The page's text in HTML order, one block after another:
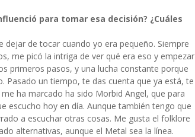
para tomar esa decisión? ¿Cuáles
de tocar cuando yo era pequeño. Siempre
me picó la intriga de ver qué era eso y empezar
primeros pasos, y una lucha constante porque
Pasado un tiempo, te das cuenta que ya está, te
ha marcado ha sido Morbid Angel, que para
escucho hoy en día. Aunque también tengo que
a escuchar otras cosas. Me gusta el folklore
alternativas, aunque el Metal sea la línea.